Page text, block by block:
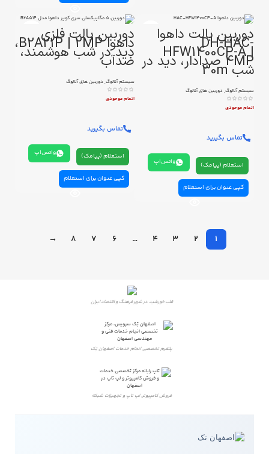
دوربین بالت داهوا
DH-HAC-
HFW1400CP-A |
4MP صدادار، دید درشب 30m
سیستم آنالوگ, دوربین های آنالوگ
اتمام موحودی
تماس بگیرید
استعلام (پیامک) واتس‌اپ
کپی عنوان برای استعلام
دوربین بالت فلزی داهوا B2A21P | 2MP،دید در شب هوشمند،
ضدآب
سیستم آنالوگ, دوربین های آنالوگ
اتمام موحودی
تماس بگیرید
استعلام (پیامک) واتس‌اپ
کپی عنوان برای استعلام
1
2
3
4
…
6
7
8
→
قلب خورشید در شهر فرهنگ و اقتصاد ایران
پلتفرم تخصصی انجام خدمات اصفهان تِک
فروش کامپیوتر، لپ تاپ و تجهیزات شبکه